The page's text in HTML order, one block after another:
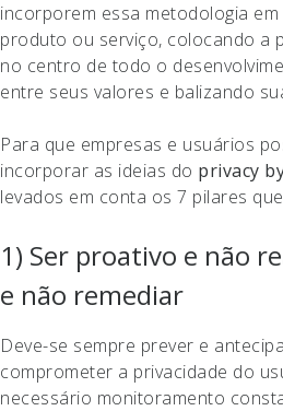
incorporem essa metodologia
produto ou serviço, colocando a
no centro de todo o
entre seus valores e balizando
Para que empresas e usuários
incorporar as ideias do privacy
levados em conta os 7 pilares
1) Ser proativo e não
e não remediar
Deve-se sempre prever e
comprometer a privacidade do
necessário monitoramento